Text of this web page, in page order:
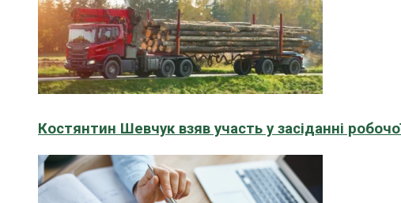
Костянтин Шевчук взяв участь у засіданні